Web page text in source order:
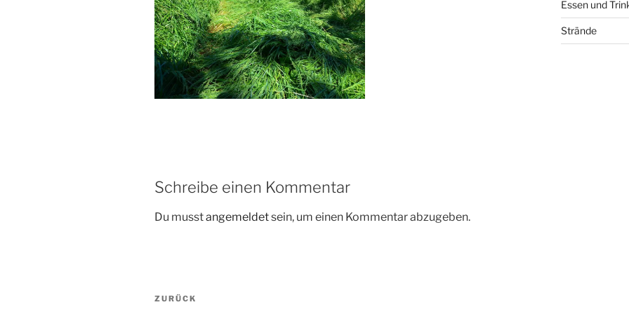
Schreibe einen Kommentar
Du musstangemeldetsein, um einen Kommentar abzugeben.
Beitragsnavigation
Vorheriger
ZURÜCK
Essen und
Strände